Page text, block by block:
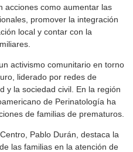
acciones como aumentar las
promover la integración
local y contar con la
activismo comunitario en torno
liderado por redes de
y la sociedad civil. En la región
de Perinatología ha
de familias de prematuros.
Pablo Durán, destaca la
las familias en la atención de